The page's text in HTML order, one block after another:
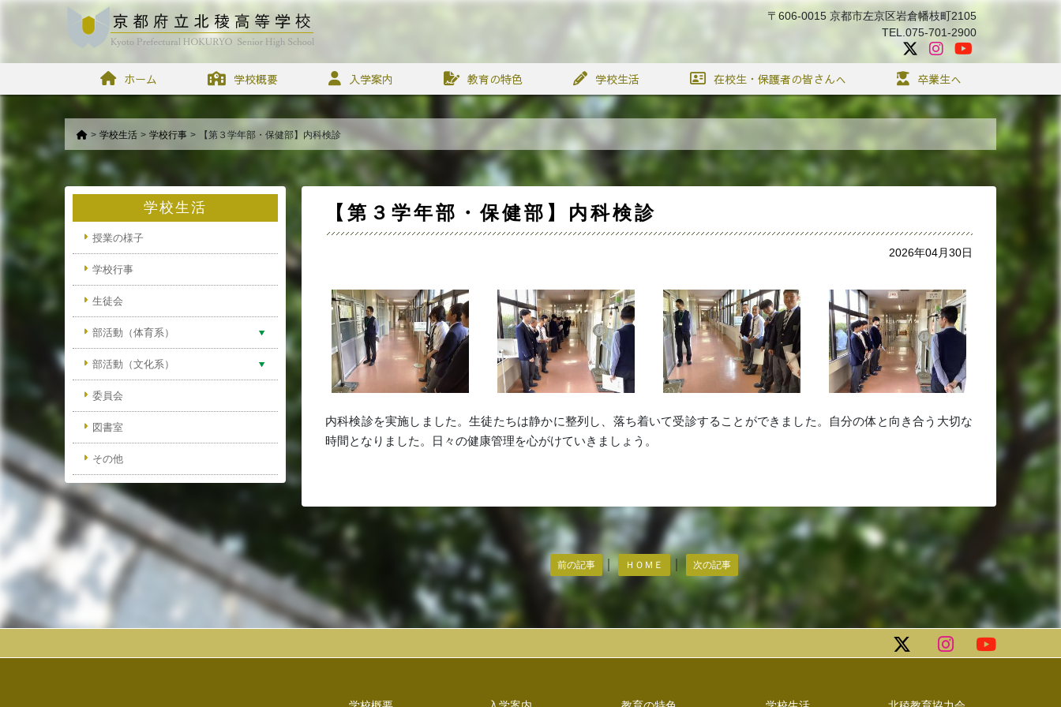
〒606-0015 京都市左京区岩倉幡枝町2105
TEL.075-701-2900
ホーム 学校概要 入学案内 教育の特色 学校生活 在校生・保護者の皆さんへ 卒業生へ
> 学校生活 > 学校行事 > 【第３学年部・保健部】内科検診
学校生活
授業の様子
学校行事
生徒会
部活動（体育系）
部活動（文化系）
委員会
図書室
その他
【第３学年部・保健部】内科検診
2026年04月30日
内科検診を実施しました。生徒たちは静かに整列し、落ち着いて受診することができました。自分の体と向き合う大切な
時間となりました。日々の健康管理を心がけていきましょう。
前の記事 ＨＯＭＥ 次の記事